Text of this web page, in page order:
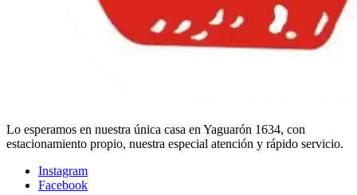
Lo esperamos en nuestra única casa en Yaguarón 1634, con
estacionamiento propio, nuestra especial atención y rápido servicio.
Instagram
Facebook